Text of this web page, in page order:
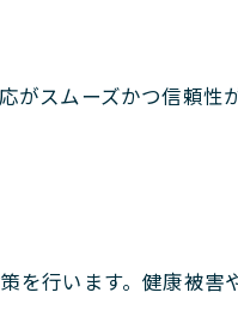
がスムーズかつ信頼
を行います。健康被